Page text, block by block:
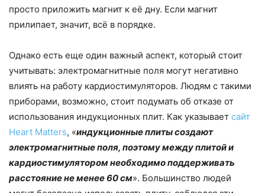
просто приложить магнит к её дну. Если магнит
прилипает, значит, всё в порядке.
Однако есть еще один важный аспект, который стоит
учитывать: электромагнитные поля могут негативно
влиять на работу кардиостимуляторов. Людям с такими
приборами, возможно, стоит подумать об отказе от
использования индукционных плит. Как указывает сайт
Heart Matters, «индукционные плиты создают
электромагнитные поля, поэтому между плитой и
кардиостимулятором необходимо поддерживать
расстояние не менее 60 см». Большинство людей